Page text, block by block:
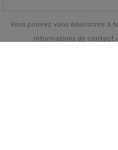
Vous pouvez vous désinscrire à
informations de contact